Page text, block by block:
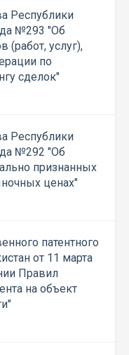
Республики
№293 "Об
(работ, услуг),
по
сделок"
Республики
№292 "Об
признанных
ценах"
патентного
от 11 марта
Правил
на объект